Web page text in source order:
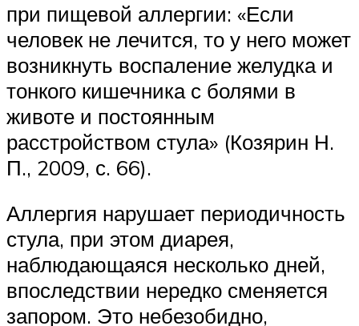
при пищевой аллергии: «Если
человек не лечится, то у него может
возникнуть воспаление желудка и
тонкого кишечника с болями в
животе и постоянным
расстройством стула» (Козярин Н.
П., 2009, с. 66).
Аллергия нарушает периодичность
стула, при этом диарея,
наблюдающаяся несколько дней,
впоследствии нередко сменяется
запором. Это небезобидно,